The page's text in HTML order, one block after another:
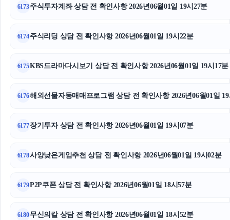
6173주식투자계좌 상담 전 확인사항 2026년06월01일 19시27분
6174주식리딩 상담 전 확인사항 2026년06월01일 19시22분
6175KBS드라마다시보기 상담 전 확인사항 2026년06월01일 19시17분
6176해외선물자동매매프로그램 상담 전 확인사항 2026년06월01일 19
6177장기투자 상담 전 확인사항 2026년06월01일 19시07분
6178사양낮은게임추천 상담 전 확인사항 2026년06월01일 19시02분
6179P2P쿠폰 상담 전 확인사항 2026년06월01일 18시57분
6180무신의칼 상담 전 확인사항 2026년06월01일 18시52분